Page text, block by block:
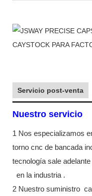
Servicio post-venta
Nuestro servicio
1 Nos especializamos
torno cnc de bancada
tecnología sale adelante
en la industria .
2 Nuestro suministro